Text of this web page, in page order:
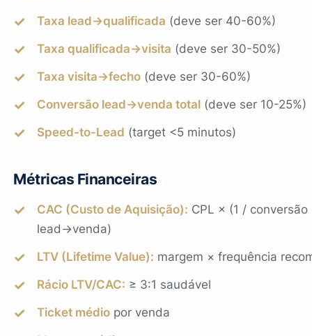
Taxa lead→qualificada (deve ser 40-60%)
Taxa qualificada→visita (deve ser 30-50%)
Taxa visita→fecho(deve ser 30-60%)
Conversão lead→venda total(deve ser 10-25%)
Speed-to-Lead (target <5 minutos)
Métricas Financeiras
CAC (Custo de Aquisição): CPL × (1 / conversão
lead→venda)
LTV (Lifetime Value): margem × frequência
Rácio LTV/CAC: ≥ 3:1 saudável
Ticket médiopor venda